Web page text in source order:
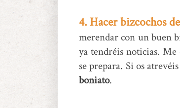
4. Hacer bizcochos
merendar con un buen
ya tendréis noticias. Me
se prepara. Si os
boniato.